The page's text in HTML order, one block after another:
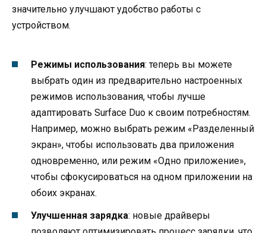
значительно улучшают удобство работы с
устройством.
Режимы использования: теперь вы можете
выбрать один из предварительно настроенных
режимов использования, чтобы лучше
адаптировать Surface Duo к своим потребностям.
Например, можно выбрать режим «Разделенный
экран», чтобы использовать два приложения
одновременно, или режим «Одно приложение»,
чтобы сфокусироваться на одном приложении на
обоих экранах.
Улучшенная зарядка: новые драйверы